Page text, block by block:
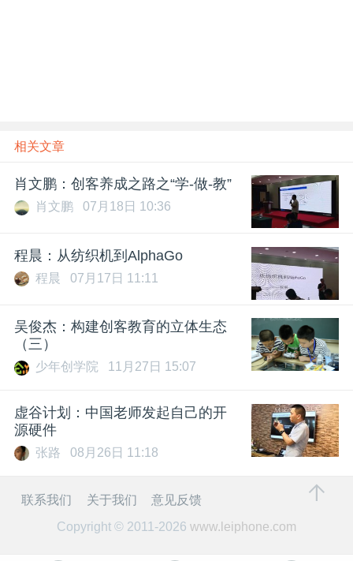
相关文章
肖文鹏：创客养成之路之“学-做-教”
肖文鹏 07月18日 10:36
程晨：从纺织机到AlphaGo
程晨 07月17日 11:11
吴俊杰：构建创客教育的立体生态
（三）
少年创学院 11月27日 15:07
虚谷计划：中国老师发起自己的开
源硬件
张路 08月26日 11:18
联系我们 关于我们
意见反馈
Copyright © 2011-2026 www.leiphone.com